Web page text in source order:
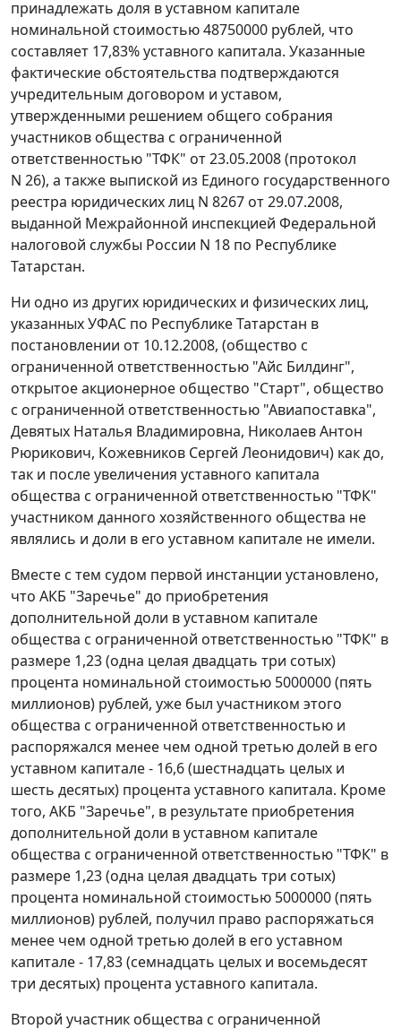
принадлежать доля в уставном капитале
номинальной стоимостью 48750000 рублей, что
составляет 17,83% уставного капитала. Указанные
фактические обстоятельства подтверждаются
учредительным договором и уставом,
утвержденными решением общего собрания
участников общества с ограниченной
ответственностью "ТФК" от 23.05.2008 (протокол
N 26), а также выпиской из Единого государственного
реестра юридических лиц N 8267 от 29.07.2008,
выданной Межрайонной инспекцией Федеральной
налоговой службы России N 18 по Республике
Татарстан.
Ни одно из других юридических и физических лиц,
указанных УФАС по Республике Татарстан в
постановлении от 10.12.2008, (общество с
ограниченной ответственностью "Айс Билдинг",
открытое акционерное общество "Старт", общество
с ограниченной ответственностью "Авиапоставка",
Девятых Наталья Владимировна, Николаев Антон
Рюрикович, Кожевников Сергей Леонидович) как до,
так и после увеличения уставного капитала
общества с ограниченной ответственностью "ТФК"
участником данного хозяйственного общества не
являлись и доли в его уставном капитале не имели.
Вместе с тем судом первой инстанции установлено,
что АКБ "Заречье" до приобретения
дополнительной доли в уставном капитале
общества с ограниченной ответственностью "ТФК" в
размере 1,23 (одна целая двадцать три сотых)
процента номинальной стоимостью 5000000 (пять
миллионов) рублей, уже был участником этого
общества с ограниченной ответственностью и
распоряжался менее чем одной третью долей в его
уставном капитале - 16,6 (шестнадцать целых и
шесть десятых) процента уставного капитала. Кроме
того, АКБ "Заречье", в результате приобретения
дополнительной доли в уставном капитале
общества с ограниченной ответственностью "ТФК" в
размере 1,23 (одна целая двадцать три сотых)
процента номинальной стоимостью 5000000 (пять
миллионов) рублей, получил право распоряжаться
менее чем одной третью долей в его уставном
капитале - 17,83 (семнадцать целых и восемьдесят
три десятых) процента уставного капитала.
Второй участник общества с ограниченной